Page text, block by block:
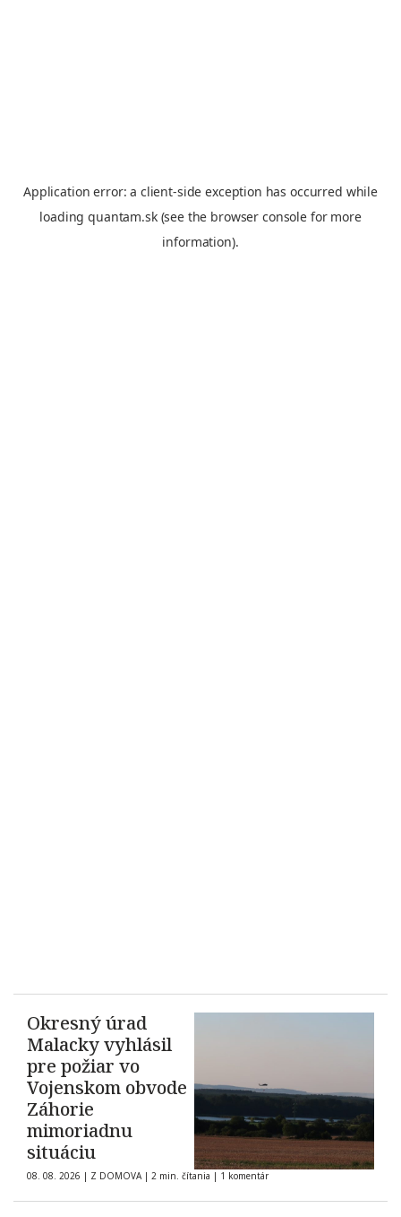
Okresný úrad
Malacky vyhlásil
pre požiar vo
Vojenskom obvode
Záhorie
mimoriadnu
situáciu
08. 08. 2026 | Z DOMOVA | 2 min. čítania | 1 komentár